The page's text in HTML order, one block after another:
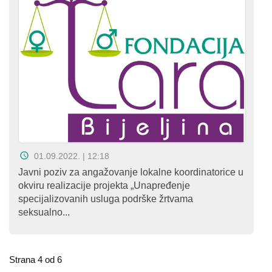
01.09.2022. | 12:18
Javni poziv za angažovanje lokalne koordinatorice u
okviru realizacije projekta „Unapređenje
specijalizovanih usluga podrške žrtvama
seksualno...
Strana 4 od 6